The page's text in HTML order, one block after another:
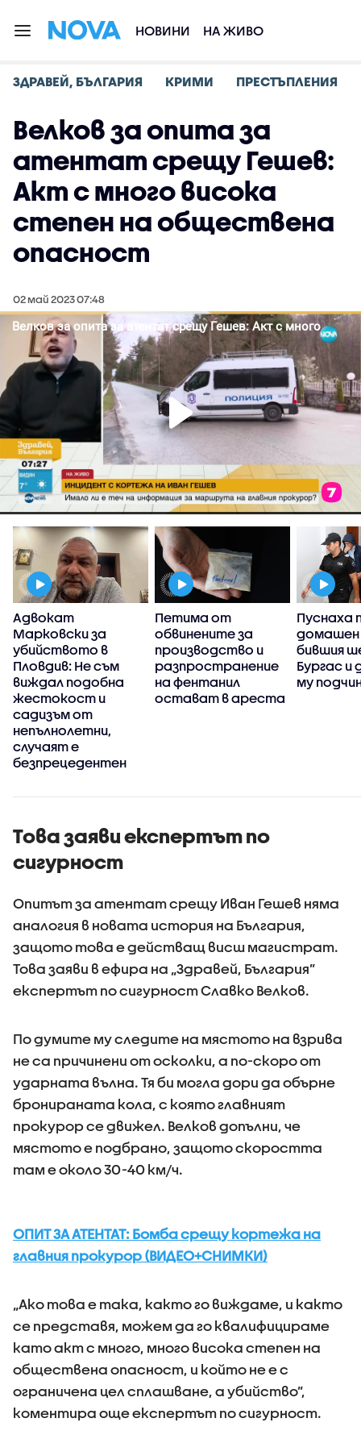
НОВИНИ НА ЖИВО
ЗДРАВЕЙ, БЪЛГАРИЯ КРИМИ ПРЕСТЪПЛЕНИЯ
Велков за опита за
атентат срещу Гешев:
Акт с много висока
степен на обществена
опасност
02 май 2023 07:48
Адвокат
Марковски за
убийството в
Пловдив: Не съм
виждал подобна
жестокост и
садизъм от
непълнолетни,
случаят е
безпрецедентен
Петима от
обвинените за
производство и
разпространение
на фентанил
остават в ареста
Пуснаха
бившия
Бургас
му
Това заяви експертът по
сигурност
Опитът за атентат срещу Иван Гешев няма
аналогия в новата история на България,
защото това е действащ висш магистрат.
Това заяви в ефира на „Здравей, България”
експертът по сигурност Славко Велков.
По думите му следите на мястото на взрива
не са причинени от осколки, а по-скоро от
ударната вълна. Тя би могла дори да обърне
бронираната кола, с която главният
прокурор се движел. Велков допълни, че
мястото е подбрано, защото скоростта
там е около 30-40 км/ч.
ОПИТ ЗА АТЕНТАТ: Бомба срещу кортежа на
главния прокурор (ВИДЕО+СНИМКИ)
„Ако това е така, както го виждаме, и както
се представя, можем да го квалифицираме
като акт с много, много висока степен на
обществена опасност, и който не е с
ограничена цел сплашване, а убийство”,
коментира още експертът по сигурност.